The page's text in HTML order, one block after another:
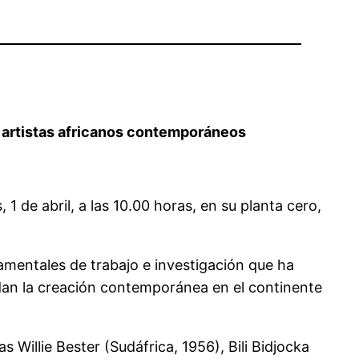
africanos contemporáneos
de abril, a las 10.00 horas, en su planta cero,
de trabajo e investigación que ha
la creación contemporánea en el continente
Willie Bester (Sudáfrica, 1956), Bili Bidjocka